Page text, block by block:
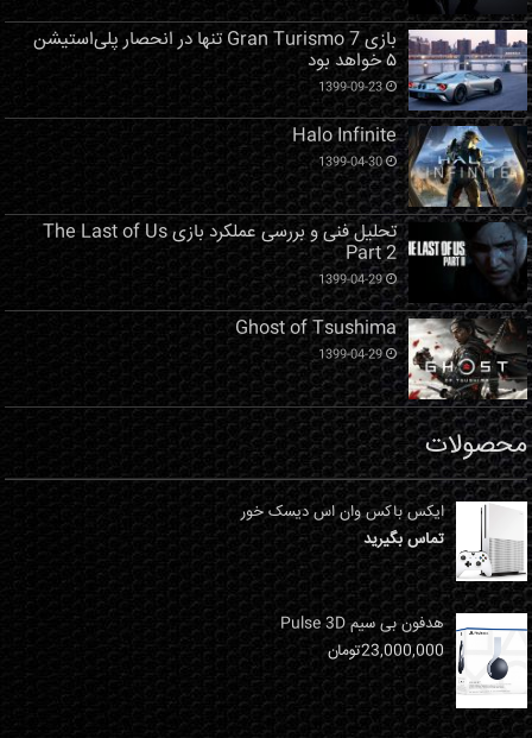
بازی Gran Turismo 7 تنها در انحصار پلی‌استیشن
۵ خواهد بود
1399-09-23
Halo Infinite
1399-04-30
تحلیل فنی و بررسی عملکرد بازی The Last of Us
Part 2
1399-04-29
Ghost of Tsushima
1399-04-29
محصولات
ایکس باکس وان اس دیسک خور
تماس بگیرید
هدفون بی سیم Pulse 3D
23,000,000تومان